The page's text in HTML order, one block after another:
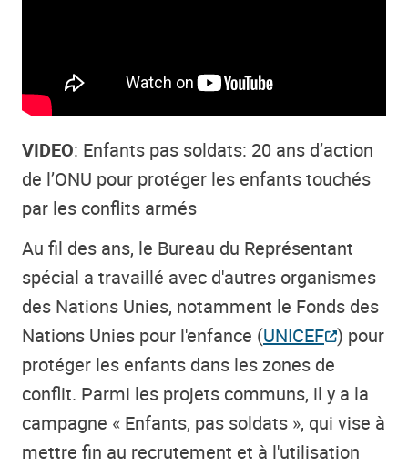
VIDEO: Enfants pas soldats: 20 ans d’action
de l’ONU pour protéger les enfants touchés
par les conflits armés
Au fil des ans, le Bureau du Représentant
spécial a travaillé avec d'autres organismes
des Nations Unies, notamment le Fonds des
Nations Unies pour l'enfance (UNICEF ) pour
protéger les enfants dans les zones de
conflit. Parmi les projets communs, il y a la
campagne « Enfants, pas soldats », qui vise à
mettre fin au recrutement et à l'utilisation